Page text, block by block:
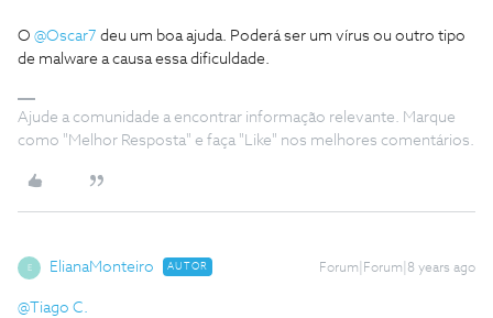
O @Oscar7 deu um boa ajuda. Poderá ser um vírus ou outro tipo
de malware a causa essa dificuldade.
Ajude a comunidade a encontrar informação relevante. Marque
como "Melhor Resposta" e faça "Like" nos melhores comentários.
E ElianaMonteiro AUTOR Forum|Forum|8 years ago
@Tiago C.